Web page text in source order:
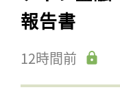
報告書
12時間前